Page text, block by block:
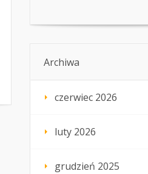
Archiwa
czerwiec 2026
luty 2026
grudzień 2025